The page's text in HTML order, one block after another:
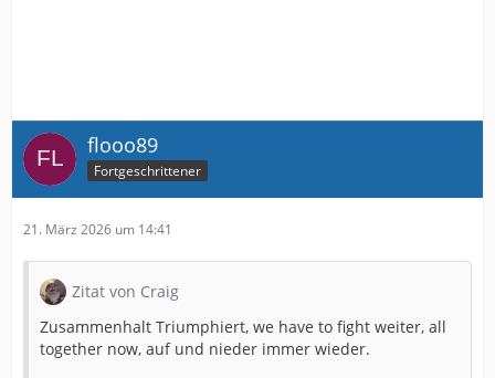
flooo89
Fortgeschrittener
21. März 2026 um 14:41
Zitat von Craig
Zusammenhalt Triumphiert, we have to fight weiter, all
together now, auf und nieder immer wieder.